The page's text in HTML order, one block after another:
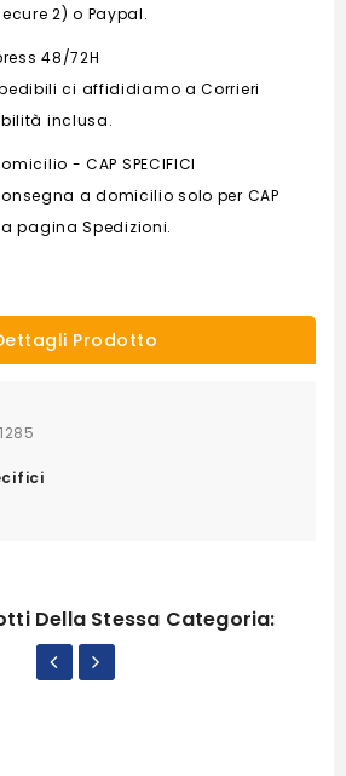
2) o Paypal.
48/72H
ci affididiamo a Corrieri
inclusa.
- CAP SPECIFICI
a domicilio solo per CAP
pagina Spedizioni.
Prodotto
Della Stessa Categoria: